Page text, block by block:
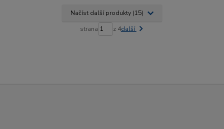
Načíst další produkty (15)
strana z 4další